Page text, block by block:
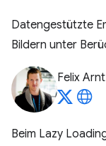
Datengestützte
Bildern unter
Felix
Beim Lazy